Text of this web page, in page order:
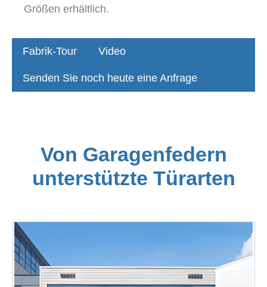
Größen erhältlich.
Fabrik-Tour Video
Senden Sie noch heute eine Anfrage
Von Garagenfedern
unterstützte Türarten